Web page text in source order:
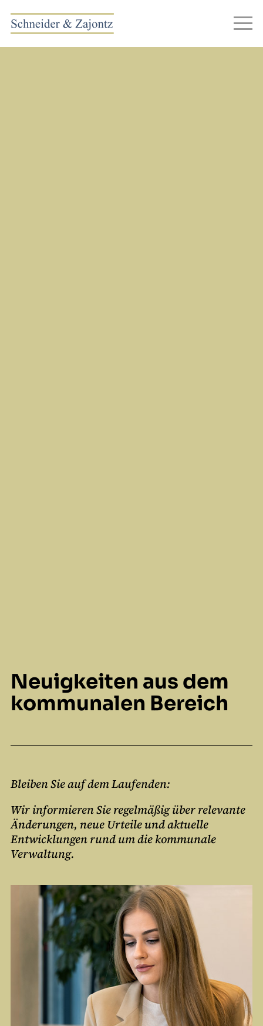
Neuigkeiten aus dem
kommunalen Bereich
Bleiben Sie auf dem Laufenden:
Wir informieren Sie regelmäßig über relevante
Änderungen, neue Urteile und aktuelle
Entwicklungen rund um die kommunale
Verwaltung.